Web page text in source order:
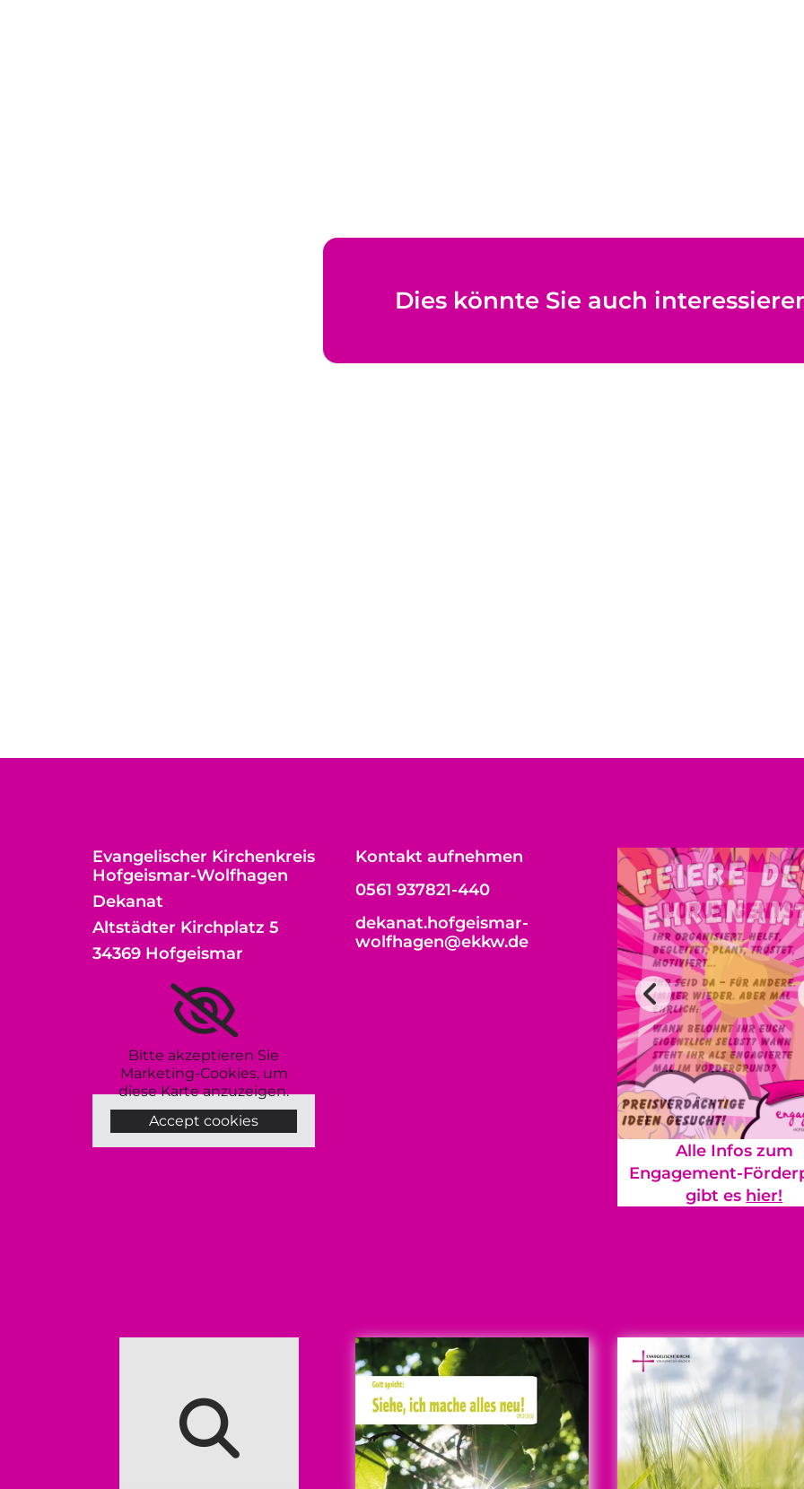
Dies könnte Sie auch
Evangelischer Kirchenkreis
Hofgeismar-Wolfhagen
Dekanat
Altstädter Kirchplatz 5
34369 Hofgeismar
Bitte akzeptieren Sie
Marketing-Cookies, um
diese Karte anzuzeigen.
Accept cookies
Kontakt aufnehmen
0561 937821-440
dekanat.hofgeismar-
wolfhagen@ekkw.de
Alle Infos zum
Engagement-
gibt es hier!